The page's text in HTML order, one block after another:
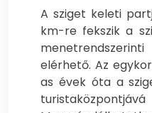
A sziget keleti
km-re fekszik a
elérhető. Az
as évek óta a